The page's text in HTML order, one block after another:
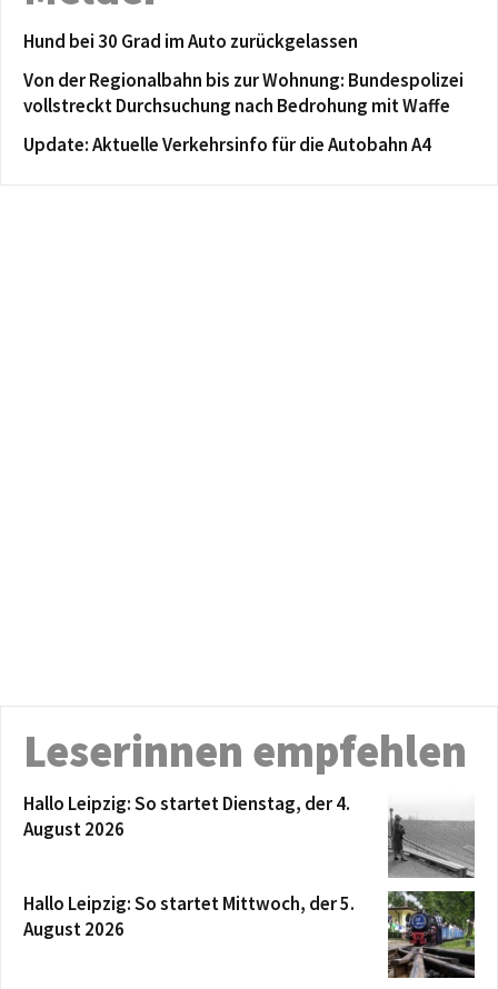
Hund bei 30 Grad im Auto zurückgelassen
Von der Regionalbahn bis zur Wohnung: Bundespolizei
vollstreckt Durchsuchung nach Bedrohung mit Waffe
Update: Aktuelle Verkehrsinfo für die Autobahn A4
Leserinnen empfehlen
Hallo Leipzig: So startet Dienstag, der 4.
August 2026
Hallo Leipzig: So startet Mittwoch, der 5.
August 2026